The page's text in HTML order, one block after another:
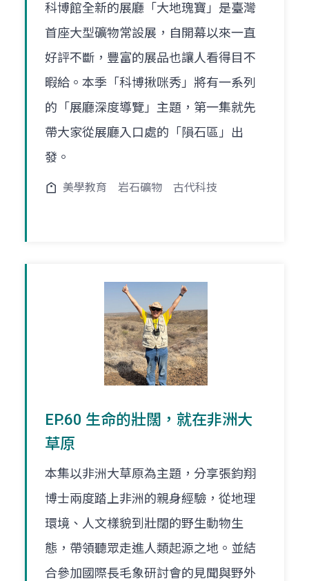
科博館全新的展廳「大地瑰寶」是臺灣
首座大型礦物常設展，自開幕以來一直
好評不斷，豐富的展品也讓人看得目不
暇給。本季「科博揪咪秀」將有一系列
的「展廳深度導覽」主題，第一集就先
帶大家從展廳入口處的「隕石區」出
發。
美學教育 岩石礦物 古代科技
EP.60 生命的壯闊，就在非洲大
草原
本集以非洲大草原為主題，分享張鈞翔
博士兩度踏上非洲的親身經驗，從地理
環境、人文樣貌到壯闊的野生動物生
態，帶領聽眾走進人類起源之地。並結
合參加國際長毛象研討會的見聞與野外